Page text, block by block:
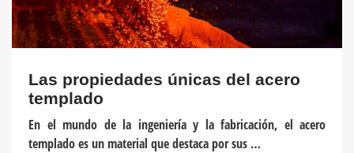
Las propiedades únicas del acero
templado
En el mundo de la ingeniería y la fabricación, el acero
templado es un material que destaca por sus …